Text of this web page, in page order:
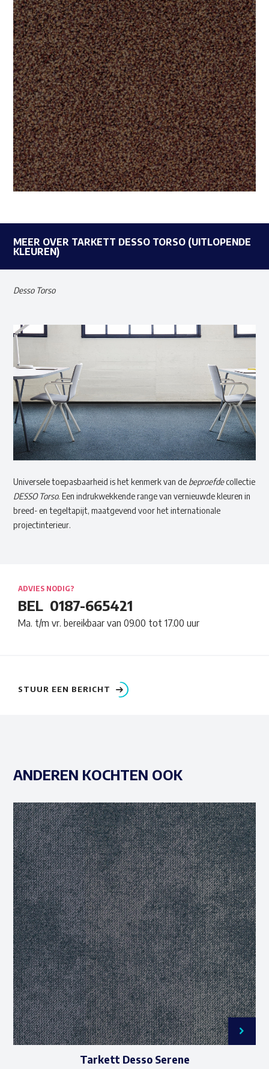
MEER OVER TARKETT DESSO TORSO (UITLOPENDE
KLEUREN)
Desso Torso
Universele toepasbaarheid is het kenmerk van de beproefdecollectie
DESSO Torso. Een indrukwekkende range van vernieuwde kleuren in
breed- en tegeltapijt, maatgevend voor het internationale
projectinterieur.
ADVIES NODIG?
BEL 0187-665421
Ma. t/m vr. bereikbaar van 09.00 tot 17.00 uur
STUUR EEN BERICHT
ANDEREN KOCHTEN OOK
Tarkett Desso Serene